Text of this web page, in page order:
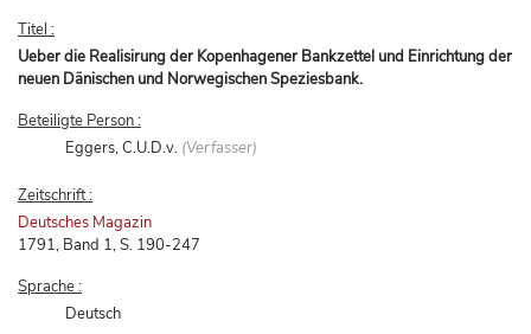
Titel :
Ueber die Realisirung der Kopenhagener Bankzettel und Einrichtung der
neuen Dänischen und Norwegischen Speziesbank.
Beteiligte Person :
Eggers, C.U.D.v. (Verfasser)
Zeitschrift :
Deutsches Magazin
1791, Band 1, S. 190-247
Sprache :
Deutsch